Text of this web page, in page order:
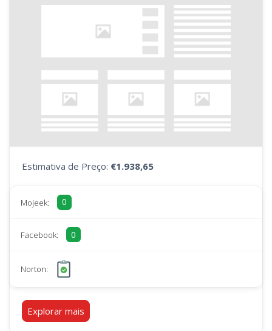
Estimativa de Preço: €1.938,65
Mojeek: 0
Facebook: 0
Norton:
Explorar mais